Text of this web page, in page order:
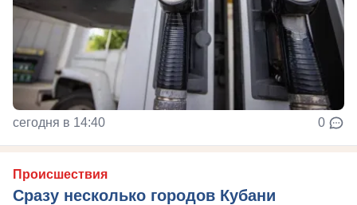
сегодня в 14:40 0
Происшествия
Сразу несколько городов Кубани